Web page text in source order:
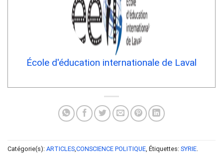
École d'éducation internationale de Laval
Catégorie(s): ARTICLES CONSCIENCE POLITIQUE , Étiquettes: SYRIE